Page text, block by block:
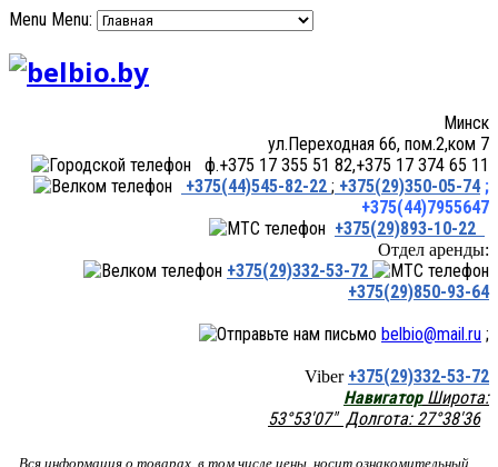
Menu Menu:
Минск
ул.Переходная 66, пом.2,ком 7
ф.+375 17 355 51 82,+375 17 374 65 11
+375(44)545-82-22 ; +375(29)350-05-74 ;
+375(44)7955647
+375(29)893-10-22
Отдел аренды:
+375(29)332-53-72
+375(29)850-93-64
belbio@mail.ru ;
Viber +375(29)332-53-72
НавигаторШирота:
53°53'07" Долгота: 27°38'36
Вся информация о товарах, в том числе цены, носит ознакомительный